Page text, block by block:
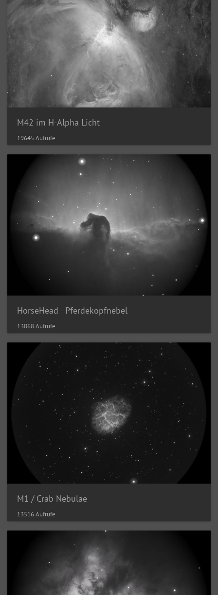
M42 im H-Alpha Licht
19645 Aufrufe
HorseHead - Pferdekopfnebel
13068 Aufrufe
M1 / Crab Nebulae
13516 Aufrufe